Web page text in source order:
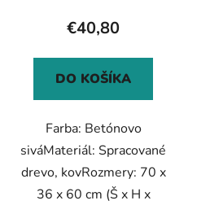
€40,80
DO KOŠÍKA
Farba: Betónovo
siváMateriál: Spracované
drevo, kovRozmery: 70 x
36 x 60 cm (Š x H x